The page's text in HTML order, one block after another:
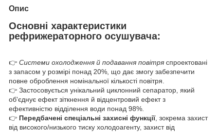
Опис
Основні характеристики
рефрижераторного осушувача:
👉 Системи охолодження й подавання повітря спроектовані
з запасом у розмірі понад 20%, що дає змогу забезпечити
повне оброблення номінальної кількості повітря.
👉 Застосовується унікальний циклонний сепаратор, який
об'єднує ефект зіткнення й відцентровий ефект з
ефективністю відділення води понад 98%.
👉 Передбачені спеціальні захисні функції, зокрема захист
від високого/низького тиску холодоагенту, захист від